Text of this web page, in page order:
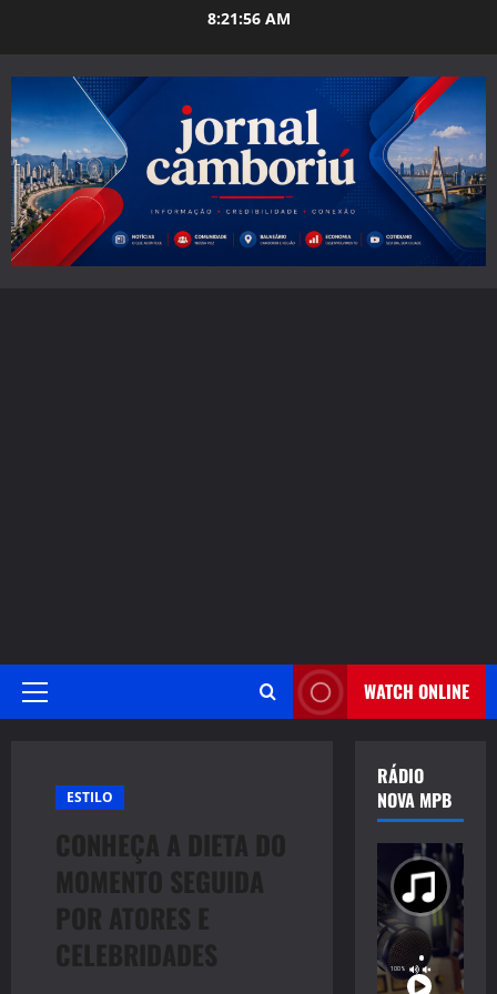
8:21:57 AM
Primary
WATCH ONLINE
ESTILO
CONHEÇA A DIETA DO
MOMENTO SEGUIDA
POR ATORES E
CELEBRIDADES
RÁDIO
NOVA MPB